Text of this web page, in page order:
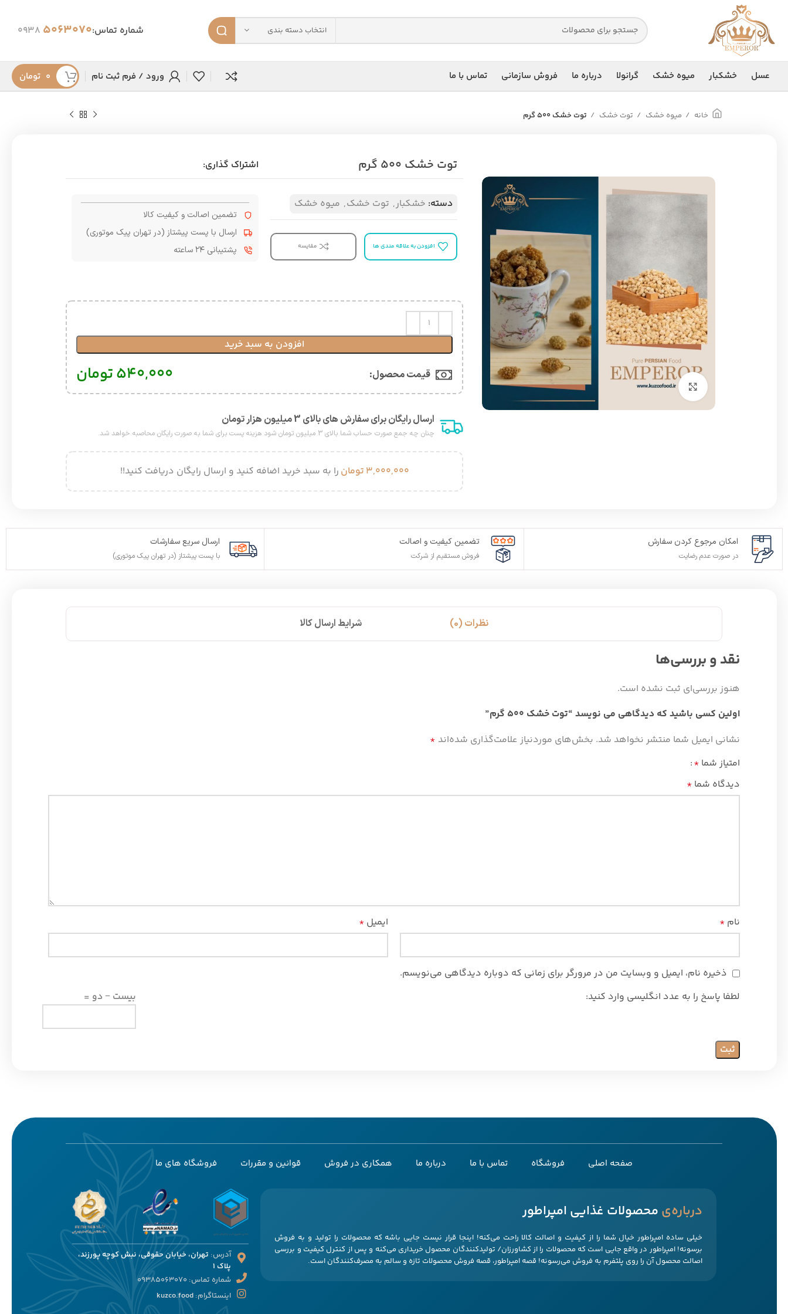
انتخاب دسته بندی شماره تماس:5063070
0938
عسل خشکبار میوه خشک گرانولا درباره ما فروش سازمانی تماس با ما ورود / فرم ثبت نام ۰ تومان
خانه میوه خشک توت خشک توت خشک ۵۰۰ گرم
برای بزرگنمایی کلیک کنید
توت خشک ۵۰۰ گرم اشتراک گذاری:
دسته: خشکبار, توت خشک, میوه خشک
افزودن به علاقه مندی ها مقایسه
تضمین اصالت و کیفیت کالا
ارسال با پست پیشتاز (در تهران پیک موتوری)
پشتیبانی ۲۴ ساعته
افزودن به سبد خرید
قیمت محصول:​ ۵۴۰,۰۰۰تومان
ارسال رایگان برای سفارش های بالای 3 میلیون هزار تومان
چنان چه جمع صورت حساب شما بالای 3 میلیون تومان شود هزینه پست برای شما به صورت رایگان محاصبه خواهد شد.
۳,۰۰۰,۰۰۰ تومان را به سبد خرید اضافه کنید و ارسال رایگان دریافت کنید!!
امکان مرجوع کردن سفارش
در صورت عدم رضایت
تضمین کیفیت و اصالت
فروش مستقیم از شرکت
ارسال سریع سفارشات
با پست پیشتاز (در تهران پیک موتوری)
نظرات (0) شرایط ارسال کالا
نقد و بررسی‌ها
هنوز بررسی‌ای ثبت نشده است.
اولین کسی باشید که دیدگاهی می نویسد “توت خشک ۵۰۰ گرم”
نشانی ایمیل شما منتشر نخواهد شد. بخش‌های موردنیاز علامت‌گذاری شده‌اند *
امتیاز شما *
دیدگاه شما *
نام * ایمیل *
ذخیره نام، ایمیل و وبسایت من در مرورگر برای زمانی که دوباره دیدگاهی می‌نویسم.
لطفا پاسخ را به عدد انگلیسی وارد کنید:
بیست − دو =
صفحه اصلی فروشگاه تماس با ما درباره ما همکاری در فروش قوانین و مقررات فروشگاه های ما
‌درباره‌ی محصولات غذایی امپراطور
خیلی ساده امپراطور خیال شما را از کیفیت و اصالت کالا راحت می‌کنه! اینجا قرار نیست جایی باشه که محصولات را تولید و به فروش
برسونه! امپراطور در واقع جایی است که محصولات را از کشاورزان/ تولیدکنندگان محصول خریداری می‌کنه و پس از کنترل کیفیت و بررسی
اصالت محصول آن را روی پلتفرم به فروش می‌رسونه! قصه امپراطور، قصه فروش محصولات تازه و سالم به مصرف‌کنندگان است.
آدرس: تهران، خیابان حقوقی، نبش کوچه پورزند،
پلاک 1
شماره تماس: 09385063070
اینستاگرام: kuzco.food